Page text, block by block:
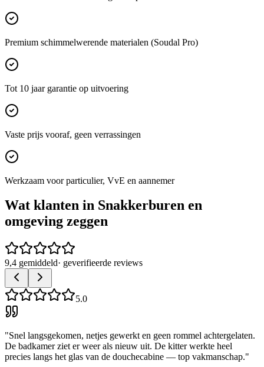
Premium schimmelwerende materialen (Soudal Pro)
Tot 10 jaar garantie op uitvoering
Vaste prijs vooraf, geen verrassingen
Werkzaam voor particulier, VvE en aannemer
Wat klanten in Snakkerburen en
omgeving zeggen
9,4 gemiddeld· geverifieerde reviews
5.0
"Snel langsgekomen, netjes gewerkt en geen rommel achtergelaten.
De badkamer ziet er weer als nieuw uit. De kitter werkte heel
precies langs het glas van de douchecabine — top vakmanschap."